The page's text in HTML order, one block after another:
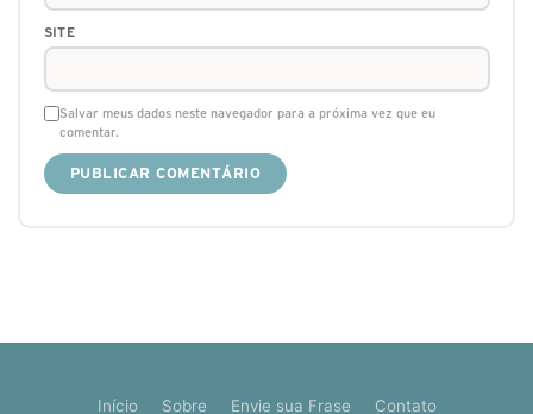
SITE
Salvar meus dados neste navegador para a próxima vez que eu
comentar.
Início Sobre Envie sua Frase Contato